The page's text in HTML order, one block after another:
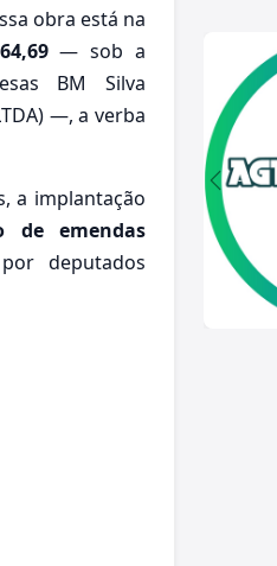
obra está na
— sob a
BM Silva
—, a verba
a implantação
de emendas
deputados